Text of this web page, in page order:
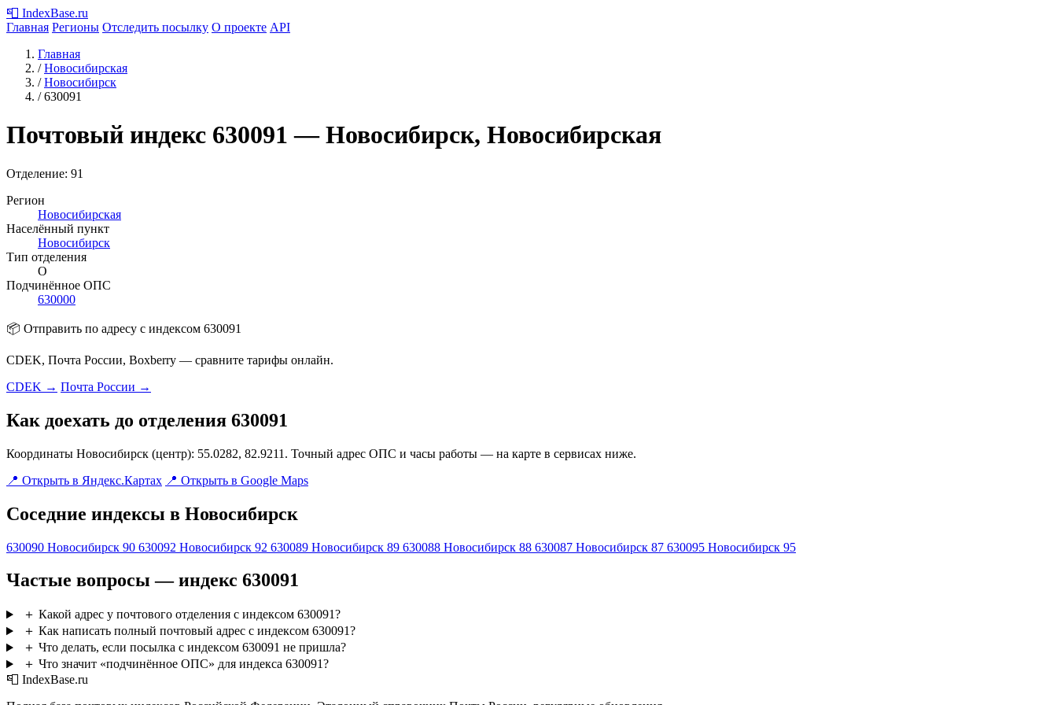
📮 IndexBase.ru
Главная Регионы Отследить посылку О проекте API
Главная
/ Новосибирская
/ Новосибирск
/ 630091
Почтовый индекс 630091 — Новосибирск, Новосибирская
Отделение: 91
Регион
Новосибирская
Населённый пункт
Новосибирск
Тип отделения
О
Подчинённое ОПС
630000
📦 Отправить по адресу с индексом 630091
CDEK, Почта России, Boxberry — сравните тарифы онлайн.
CDEK → Почта России →
Как доехать до отделения 630091
Координаты Новосибирск (центр): 55.0282, 82.9211. Точный адрес ОПС и часы работы — на карте в сервисах ниже.
📍 Открыть в Яндекс.Картах 📍 Открыть в Google Maps
Соседние индексы в Новосибирск
630090 Новосибирск 90 630092 Новосибирск 92 630089 Новосибирск 89 630088 Новосибирск 88 630087 Новосибирск 87 630095 Новосибирск 95
Частые вопросы — индекс 630091
＋ Какой адрес у почтового отделения с индексом 630091?
＋ Как написать полный почтовый адрес с индексом 630091?
＋ Что делать, если посылка с индексом 630091 не пришла?
＋ Что значит «подчинённое ОПС» для индекса 630091?
📮 IndexBase.ru